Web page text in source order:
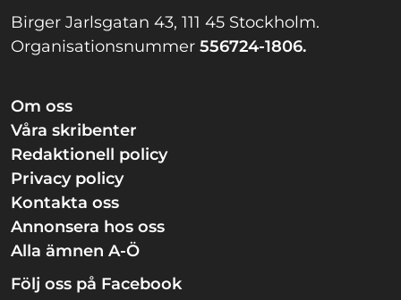
Birger Jarlsgatan 43, 111 45 Stockholm.
Organisationsnummer 556724-1806.
Om oss
Våra skribenter
Redaktionell policy
Privacy policy
Kontakta oss
Annonsera hos oss
Alla ämnen A-Ö
Följ oss på Facebook